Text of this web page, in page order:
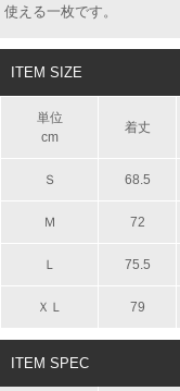
使える一枚です。
ITEM SIZE
単位
cm
着丈
Ｓ 68.5
Ｍ 72
Ｌ 75.5
ＸＬ 79
ITEM SPEC